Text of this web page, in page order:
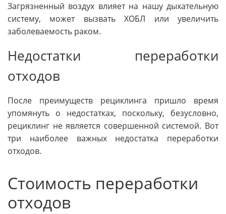
Загрязненный воздух влияет на нашу дыхательную
систему, может вызвать ХОБЛ или увеличить
заболеваемость раком.
Недостатки переработки
отходов
После преимуществ рециклинга пришло время
упомянуть о недостатках, поскольку, безусловно,
рециклинг не является совершенной системой. Вот
три наиболее важных недостатка переработки
отходов.
Стоимость переработки
отходов